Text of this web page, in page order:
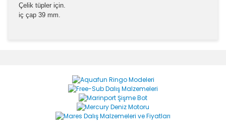
Çelik tüpler için.
iç çap 39 mm.
Yorum Yaz
Ürün resmi kalitesiz, bozuk veya görüntülenemiyor.
Ürün açıklamasında eksik bilgiler bulunuyor.
Ürün bilgilerinde hatalar bulunuyor.